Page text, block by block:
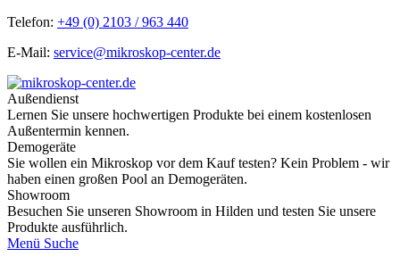
Telefon: +49 (0) 2103 / 963 440
E-Mail: service@mikroskop-center.de
Außendienst
Lernen Sie unsere hochwertigen Produkte bei einem kostenlosen
Außentermin kennen.
Demogeräte
Sie wollen ein Mikroskop vor dem Kauf testen? Kein Problem - wir
haben einen großen Pool an Demogeräten.
Showroom
Besuchen Sie unseren Showroom in Hilden und testen Sie unsere
Produkte ausführlich.
Menü Suche